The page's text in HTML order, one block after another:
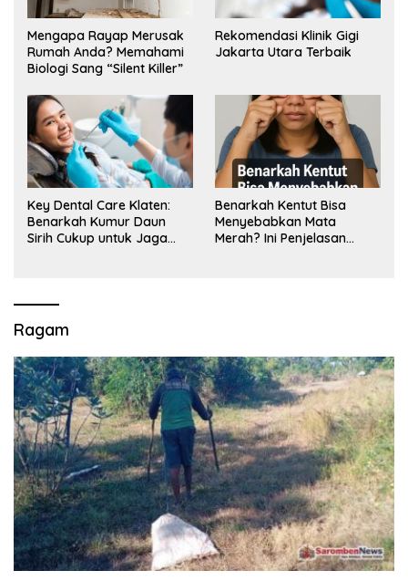
Mengapa Rayap Merusak
Rumah Anda? Memahami
Biologi Sang “Silent Killer”
Rekomendasi Klinik Gigi
Jakarta Utara Terbaik
Key Dental Care Klaten:
Benarkah Kumur Daun
Sirih Cukup untuk Jaga
Benarkah Kentut Bisa
Menyebabkan Mata
Merah? Ini Penjelasan
Ragam